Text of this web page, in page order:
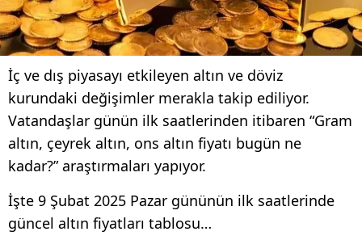
İç ve dış piyasayı etkileyen altın ve döviz
kurundaki değişimler merakla takip ediliyor.
Vatandaşlar günün ilk saatlerinden itibaren “Gram
altın, çeyrek altın, ons altın fiyatı bugün ne
kadar?” araştırmaları yapıyor.
İşte 9 Şubat 2025 Pazar gününün ilk saatlerinde
güncel altın fiyatları tablosu…